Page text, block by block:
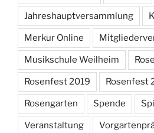
Jahreshauptversammlung
Merkur Online
Musikschule Weilheim
Rosenfest 2019 Rosenfest
Rosengarten Spende
Veranstaltung